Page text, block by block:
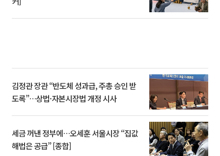
김정관 장관 “반도체 성과급, 주총 승인 받
도록”…상법·자본시장법 개정 시사
세금 꺼낸 정부에…오세훈 서울시장 “집값
해법은 공급” [종합]